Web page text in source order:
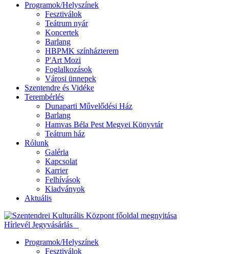
Programok/Helyszínek
Fesztiválok
Teátrum nyár
Koncertek
Barlang
HBPMK színházterem
P'Art Mozi
Foglalkozások
Városi ünnepek
Szentendre és Vidéke
Terembérlés
Dunaparti Művelődési Ház
Barlang
Hamvas Béla Pest Megyei Könyvtár
Teátrum ház
Rólunk
Galéria
Kapcsolat
Karrier
Felhívások
Kiadványok
Aktuális
Hírlevél Jegyvásárlás
Programok/Helyszínek
Fesztiválok